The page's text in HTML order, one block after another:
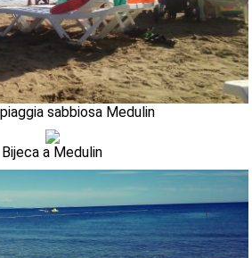
sabbiosa Medulin
Bijeca a Medulin